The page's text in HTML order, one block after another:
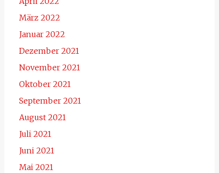
März 2022
Januar 2022
Dezember 2021
November 2021
Oktober 2021
September 2021
August 2021
Juli 2021
Juni 2021
Mai 2021